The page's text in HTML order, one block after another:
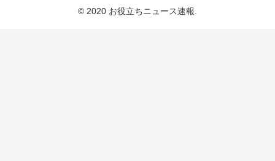
© 2020 お役立ちニュース速報.